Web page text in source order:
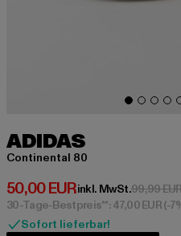
ADIDAS
Continental 80
50,00 EUR
Derzeitiger Preis: 50,00
inkl. MwSt.99,99
30-Tage-Bestpreis**: 47,00 EUR(-
Sofort lieferbar!